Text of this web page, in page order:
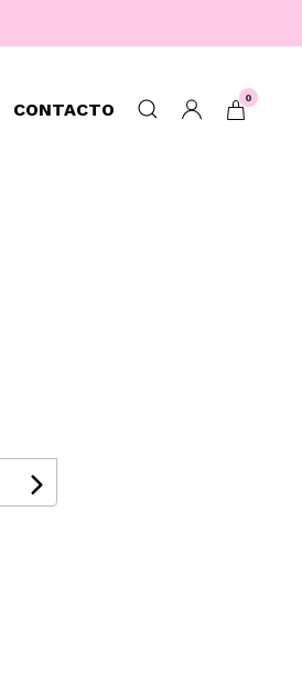
CONTACTO
0